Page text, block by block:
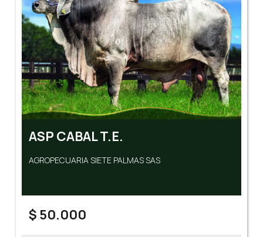
ALI GUIDO T.E.
CENTRAL GENETICA ALICANTE SAS